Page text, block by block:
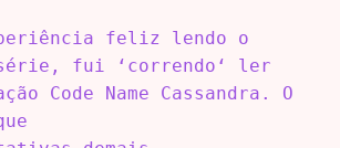
feliz lendo o
fui ‘correndo‘ ler
Code Name Cassandra. O